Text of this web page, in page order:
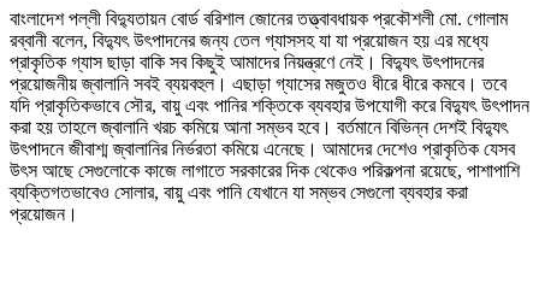
বাংলাদেশ পল্লী বিদ্যুতায়ন বোর্ড বরিশাল জোনের তত্ত্বাবধায়ক প্রকৌশলী মো. গোলাম
রব্বানী বলেন, বিদ্যুৎ উৎপাদনের জন্য তেল গ্যাসসহ যা যা প্রয়োজন হয় এর মধ্যে
প্রাকৃতিক গ্যাস ছাড়া বাকি সব কিছুই আমাদের নিয়ন্ত্রণে নেই। বিদ্যুৎ উৎপাদনের
প্রয়োজনীয় জ্বালানি সবই ব্যয়বহুল। এছাড়া গ্যাসের মজুতও ধীরে ধীরে কমবে। তবে
যদি প্রাকৃতিকভাবে সৌর, বায়ু এবং পানির শক্তিকে ব্যবহার উপযোগী করে বিদ্যুৎ উৎপাদন
করা হয় তাহলে জ্বালানি খরচ কমিয়ে আনা সম্ভব হবে। বর্তমানে বিভিন্ন দেশই বিদ্যুৎ
উৎপাদনে জীবাশ্ম জ্বালানির নির্ভরতা কমিয়ে এনেছে। আমাদের দেশেও প্রাকৃতিক যেসব
উৎস আছে সেগুলোকে কাজে লাগাতে সরকারের দিক থেকেও পরিকল্পনা রয়েছে, পাশাপাশি
ব্যক্তিগতভাবেও সোলার, বায়ু এবং পানি যেখানে যা সম্ভব সেগুলো ব্যবহার করা
প্রয়োজন।